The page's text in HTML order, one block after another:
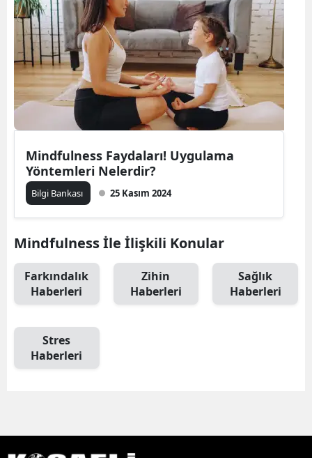
Mindfulness Faydaları! Uygulama
Yöntemleri Nelerdir?
Bilgi Bankası 25 Kasım 2024
Mindfulness İle İlişkili Konular
Farkındalık
Haberleri
Zihin
Haberleri
Sağlık
Haberleri
Stres
Haberleri